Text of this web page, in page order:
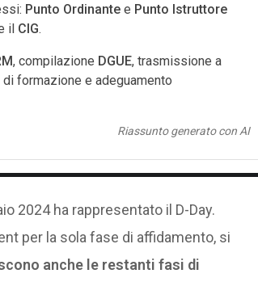
Punto Ordinantee Punto Istruttore
il CIG.
, compilazione DGUE, trasmissione a
formazione e adeguamento
Riassunto generato con AI
2024 ha rappresentato il D-Day.
per la sola fase di affidamento, si
anche le restanti fasi di